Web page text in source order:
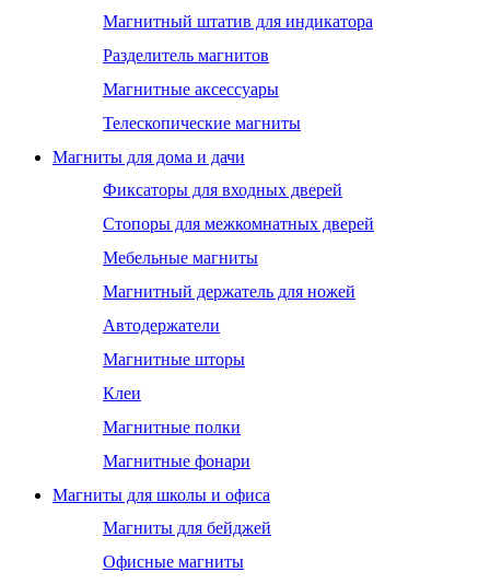
Магнитный штатив для индикатора
Разделитель магнитов
Магнитные аксессуары
Телескопические магниты
Магниты для дома и дачи
Фиксаторы для входных дверей
Стопоры для межкомнатных дверей
Мебельные магниты
Магнитный держатель для ножей
Автодержатели
Магнитные шторы
Клеи
Магнитные полки
Магнитные фонари
Магниты для школы и офиса
Магниты для бейджей
Офисные магниты